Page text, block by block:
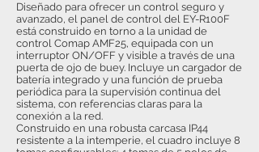
Diseñado para ofrecer un control seguro y
avanzado, el panel de control del EY-R100F
está construido en torno a la unidad de
control Comap AMF25, equipada con un
interruptor ON/OFF y visible a través de una
puerta de ojo de buey. Incluye un cargador de
batería integrado y una función de prueba
periódica para la supervisión continua del
sistema, con referencias claras para la
conexión a la red.
Construido en una robusta carcasa IP44
resistente a la intemperie, el cuadro incluye 8